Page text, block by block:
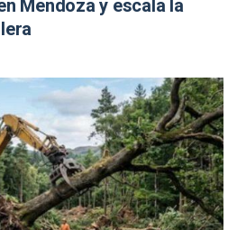
Mendoza y escala la